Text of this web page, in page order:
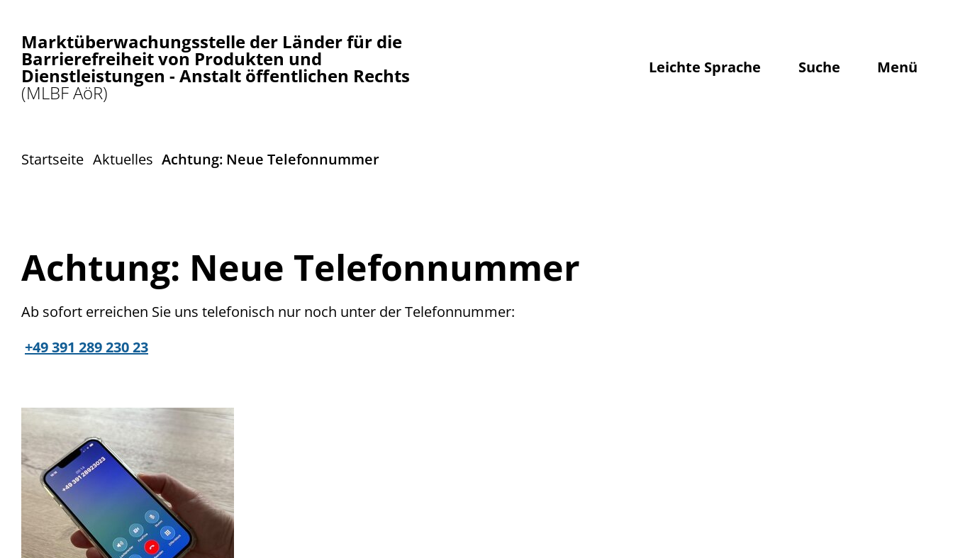
Marktüberwachungsstelle der Länder für die
Barrierefreiheit von Produkten und
Dienstleistungen - Anstalt öffentlichen Rechts
(MLBF AöR)
Leichte Sprache Suche Menü
Startseite Aktuelles Achtung: Neue Telefonnummer
Achtung: Neue Telefonnummer
Ab sofort erreichen Sie uns telefonisch nur noch unter der Telefonnummer:
+49 391 289 230 23